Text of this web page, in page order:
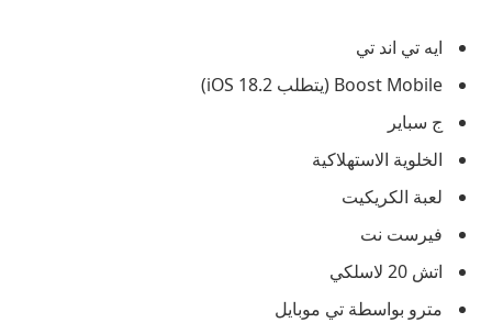
ايه تي اند تي
Boost Mobile (يتطلب iOS 18.2)
ج سباير
الخلوية الاستهلاكية
لعبة الكريكيت
فيرست نت
اتش 20 لاسلكي
مترو بواسطة تي موبايل